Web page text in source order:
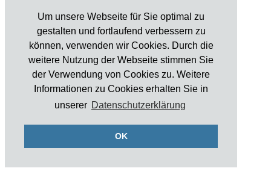
Um unsere Webseite für Sie optimal zu
gestalten und fortlaufend verbessern zu
können, verwenden wir Cookies. Durch die
weitere Nutzung der Webseite stimmen Sie
der Verwendung von Cookies zu. Weitere
Informationen zu Cookies erhalten Sie in
unserer Datenschutzerklärung
OK